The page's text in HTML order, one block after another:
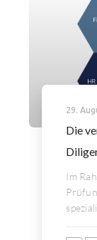
29.
Die
Im